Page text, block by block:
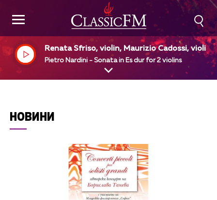
Renata Sfriso, violin, Maurizio Cadossi, violin
Pietro Nardini - Sonata in Es dur for 2 violins
НОВИНИ